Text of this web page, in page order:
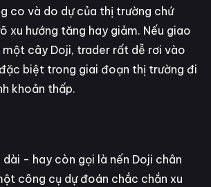
co và do dự của thị trường chứ
xu hướng tăng hay giảm. Nếu giao
một cây Doji, trader rất dễ rơi vào
biệt trong giai đoạn thị trường đi
khoản thấp.
- hay còn gọi là nến Doji chân
công cụ dự đoán chắc chắn xu